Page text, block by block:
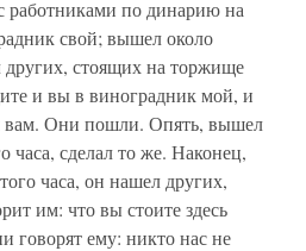
работниками по динарию на
свой; вышел около
других, стоящих на торжище
и вы в виноградник мой, и
вам. Они пошли. Опять, вышел
часа, сделал то же. Наконец,
часа, он нашел других,
им: что вы стоите здесь
говорят ему: никто нас не